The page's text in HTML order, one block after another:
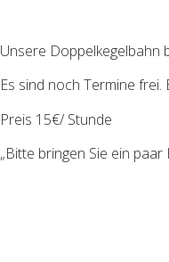
Unsere Doppelkegelbahn
Es sind noch Termine
Preis 15€/ Stunde
„Bitte bringen Sie ein